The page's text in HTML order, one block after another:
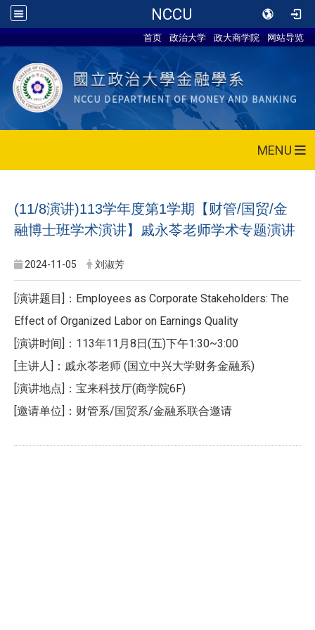
NCCU
首页 政治大学 政大商学院 网站导览
MENU
(11/8演讲)113学年度第1学期【财管/国贸/金
融博士班学术演讲】戚永苓老师学术专题演讲
2024-11-05 刘淑芳
[演讲题目]：Employees as Corporate Stakeholders: The
Effect of Organized Labor on Earnings Quality
[演讲时间]：113年11月8日(五)下午1:30~3:00
[主讲人]：戚永苓老师 (国立中兴大学财务金融系)
[演讲地点]：宝来科技厅(商学院6F)
[邀请单位]：财管系/国贸系/金融系联合邀请